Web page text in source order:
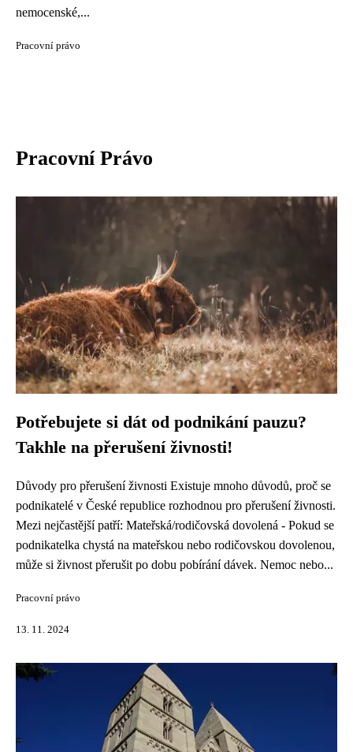
nemocenské,...
Pracovní právo
Pracovní Právo
Potřebujete si dát od podnikání pauzu?
Takhle na přerušení živnosti!
Důvody pro přerušení živnosti Existuje mnoho důvodů, proč se
podnikatelé v České republice rozhodnou pro přerušení živnosti.
Mezi nejčastější patří: Mateřská/rodičovská dovolená - Pokud se
podnikatelka chystá na mateřskou nebo rodičovskou dovolenou,
může si živnost přerušit po dobu pobírání dávek. Nemoc nebo...
Pracovní právo
13. 11. 2024